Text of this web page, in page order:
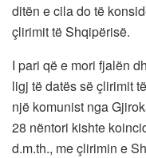
ditën e cila do të
çlirimit të Shqipërisë.
I pari që e mori fjalën
ligj të datës së çlirimit
një komunist nga
28 nëntori kishte
d.m.th., me çlirimin e